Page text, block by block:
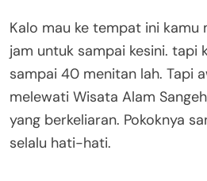
Kalo mau ke tempat ini kamu
jam untuk sampai kesini. tapi
sampai 40 menitan lah. Tapi
melewati Wisata Alam
yang berkeliaran. Pokoknya
selalu hati-hati.